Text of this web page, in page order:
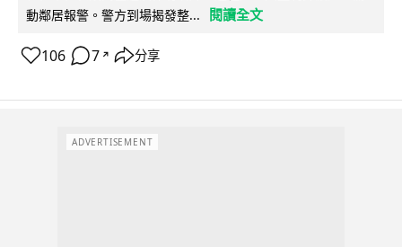
動鄰居報警。警方到場揭發整...
閱讀全文
106 7 ↗ 分享
ADVERTISEMENT